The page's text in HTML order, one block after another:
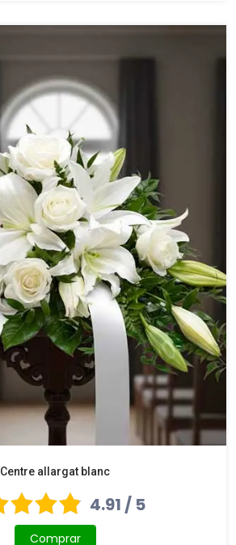
Centre allargat blanc
4.91 / 5
Comprar